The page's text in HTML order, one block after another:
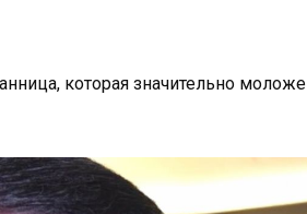
которая значительно моложе